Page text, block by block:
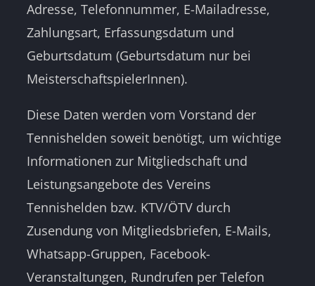
Adresse, Telefonnummer, E-Mailadresse,
Zahlungsart, Erfassungsdatum und
Geburtsdatum (Geburtsdatum nur bei
MeisterschaftspielerInnen).
Diese Daten werden vom Vorstand der
Tennishelden soweit benötigt, um wichtige
Informationen zur Mitgliedschaft und
Leistungsangebote des Vereins
Tennishelden bzw. KTV/ÖTV durch
Zusendung von Mitgliedsbriefen, E-Mails,
Whatsapp-Gruppen, Facebook-
Veranstaltungen, Rundrufen per Telefon